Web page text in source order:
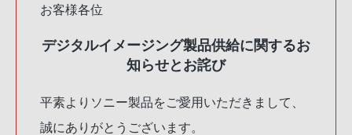
お客様各位
デジタルイメージング製品供給に関するお
知らせとお詫び
平素よりソニー製品をご愛用いただきまして、
誠にありがとうございます。